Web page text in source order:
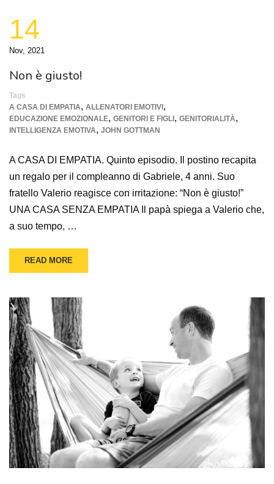
14
Nov, 2021
Non è giusto!
Tags
A CASA DI EMPATIA, ALLENATORI EMOTIVI ,
EDUCAZIONE EMOZIONALE, GENITORI E FIGLI , GENITORIALITÀ,
INTELLIGENZA EMOTIVA, JOHN GOTTMAN
A CASA DI EMPATIA. Quinto episodio. Il postino recapita
un regalo per il compleanno di Gabriele, 4 anni. Suo
fratello Valerio reagisce con irritazione: “Non è giusto!”
UNA CASA SENZA EMPATIA Il papà spiega a Valerio che,
a suo tempo, …
READ MORE